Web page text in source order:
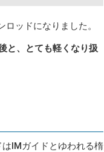
ッドになりました。
と、とても軽くなり扱
IMガイドとゆわれる楕